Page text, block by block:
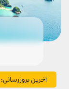
آخرین بروزرسانی: